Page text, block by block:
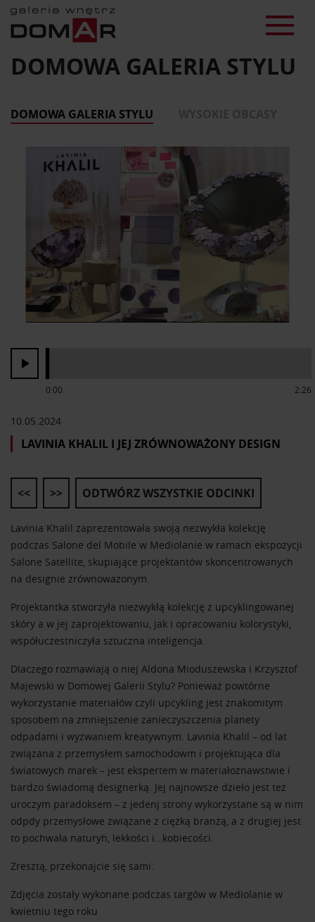
DOMOWA GALERIA STYLU
DOMOWA GALERIA STYLU
10.05.2024
LAVINIA KHALIL I JEJ ZRÓWNOWAŻONY DESIGN
Lavinia Khalil zaprezentowała swoją nezwykła kolekcję
podczas Salone del Mobile w Mediolanie w ramach ekspozycji
Salone Satellite, skupiające projektantów skoncentrowanych
na designie zrównoważonym.
Projektantka stworzyła niezwykłą kolekcję z upcyklingowanej
skóry a w jej zaprojektowaniu, jak i opracowaniu kolorystyki,
współuczestniczyła sztuczna inteligencja.
Dlaczego rozmawiają o niej Aldona Mioduszewska i Krzysztof
Majewski w Domowej Galerii Stylu? Ponieważ powtórne
wykorzystanie materiałów czyli upcykling jest znakomitym
sposobem na zmniejszenie zanieczyszczenia planety
odpadami i wyzwaniem kreatywnym. Lavinia Khalil – od lat
związana z przemysłem samochodowm i projektująca dla
światowych marek – jest ekspertem w materiałoznawstwie i
bardzo świadomą designerką. Jej najnowsze dzieło jest też
uroczym paradoksem – z jedenj strony wykorzystane są w nim
odpdy przemysłowe związane z ciężką branżą, a z drugiej jest
to pochwała naturyh, lekkości i…kobiecości.
Zresztą, przekonajcie się sami.
Zdjęcia zostały wykonane podczas targów w Mediolanie w
kwietniu tego roku
0:00 2:26
<< >> ODTWÓRZ WSZYSTKIE ODCINKI